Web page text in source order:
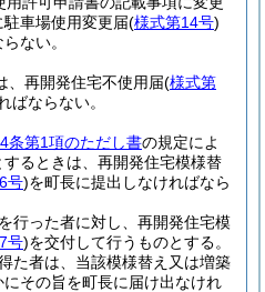
車場使用変更届(様式第14号)
ない。
、再開発住宅不使用届(様式第
ばならない。
条第1項のただし書の規定によ
るときは、再開発住宅模様替
号)を町長に提出しなければなら
行った者に対し、再開発住宅模
号)を交付して行うものとする。
た者は、当該模様替え又は増築
その旨を町長に届け出なけれ